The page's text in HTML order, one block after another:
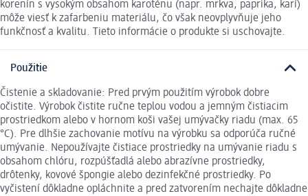
korenín s vysokým obsahom karoténu (napr. mrkva, paprika, karí)
môže viesť k zafarbeniu materiálu, čo však neovplyvňuje jeho
funkčnosť a kvalitu. Tieto informácie o produkte si uschovajte.
Použitie
Čistenie a skladovanie: Pred prvým použitím výrobok dobre
očistite. Výrobok čistite ručne teplou vodou a jemným čistiacim
prostriedkom alebo v hornom koši vašej umývačky riadu (max. 65
°C). Pre dlhšie zachovanie motívu na výrobku sa odporúča ručné
umývanie. Nepoužívajte čistiace prostriedky na umývanie riadu s
obsahom chlóru, rozpúšťadlá alebo abrazívne prostriedky,
drôtenky, kovové špongie alebo dezinfekčné prostriedky. Po
vyčistení dôkladne opláchnite a pred zatvorením nechajte dôkladne